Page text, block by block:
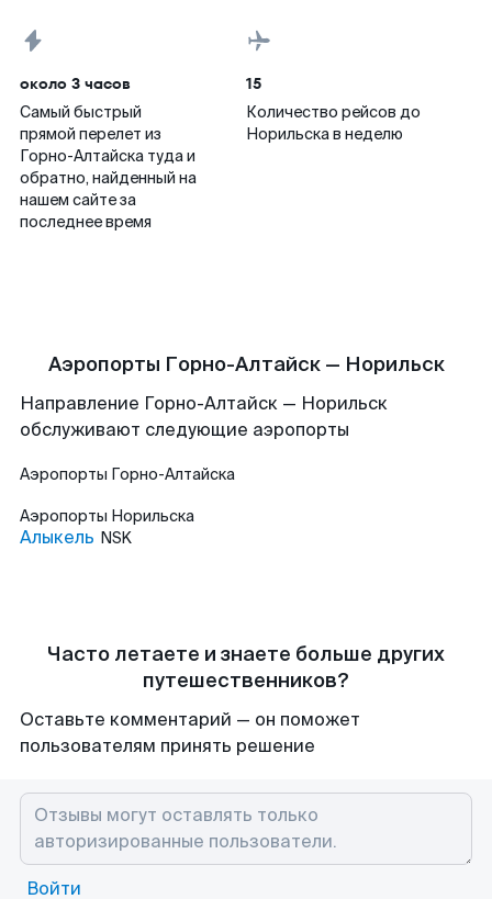
около 3 часов
Самый быстрый
прямой перелет из
Горно-Алтайска туда и
обратно, найденный на
нашем сайте за
последнее время
15
Количество рейсов до
Норильска в неделю
Аэропорты Горно-Алтайск — Норильск
Направление Горно-Алтайск — Норильск
обслуживают следующие аэропорты
Аэропорты Горно-Алтайска
Аэропорты Норильска
Алыкель NSK
Часто летаете и знаете больше других
путешественников?
Оставьте комментарий — он поможет
пользователям принять решение
Войти